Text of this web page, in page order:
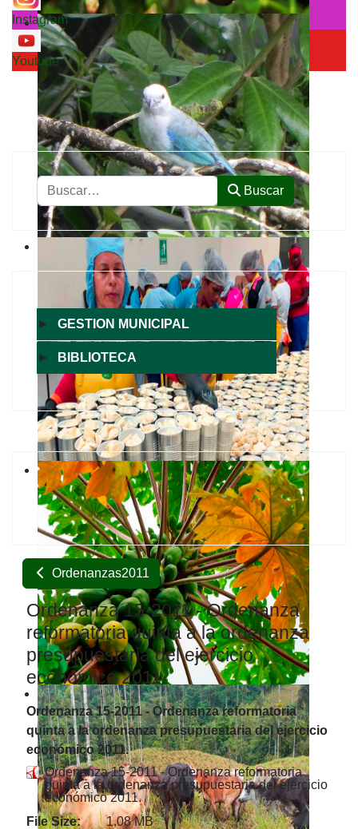
Instagram
Youtube
Buscar Buscar
► GESTION MUNICIPAL
► BIBLIOTECA
Ordenanzas2011
Ordenanza 15-2011 - Ordenanza
reformatoria quinta a la ordenanza
presupuestaria del ejercicio
económico 2011.
Ordenanza 15-2011 - Ordenanza reformatoria
quinta a la ordenanza presupuestaria del ejercicio
económico 2011.
Ordenanza 15-2011 - Ordenanza reformatoria
quinta a la ordenanza presupuestaria del ejercicio
económico 2011.
File Size:
1.08 MB